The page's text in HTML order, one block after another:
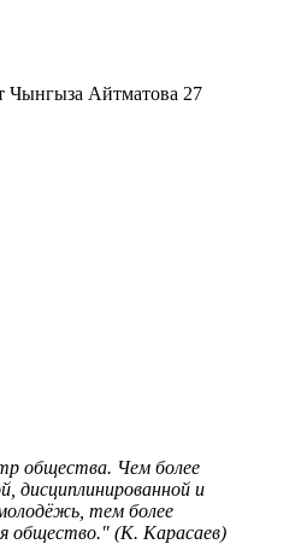
Чынгыза Айтматова 27
общества. Чем более
дисциплинированной и
тем более
общество." (К. Карасаев)